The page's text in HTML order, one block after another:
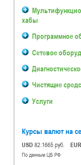
хабы
Программное
Сетевое
Чистящие
Услуги
Курсы валют на
USD82.1665 руб. EUR
По данным ЦБ РФ